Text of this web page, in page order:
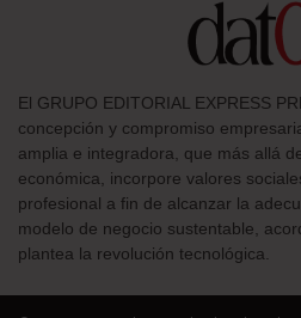
El GRUPO EDITORIAL EXPRESS
concepción y compromiso
amplia e integradora, que más allá
económica, incorpore valores
profesional a fin de alcanzar la
modelo de negocio sustentable,
plantea la revolución tecnológica.